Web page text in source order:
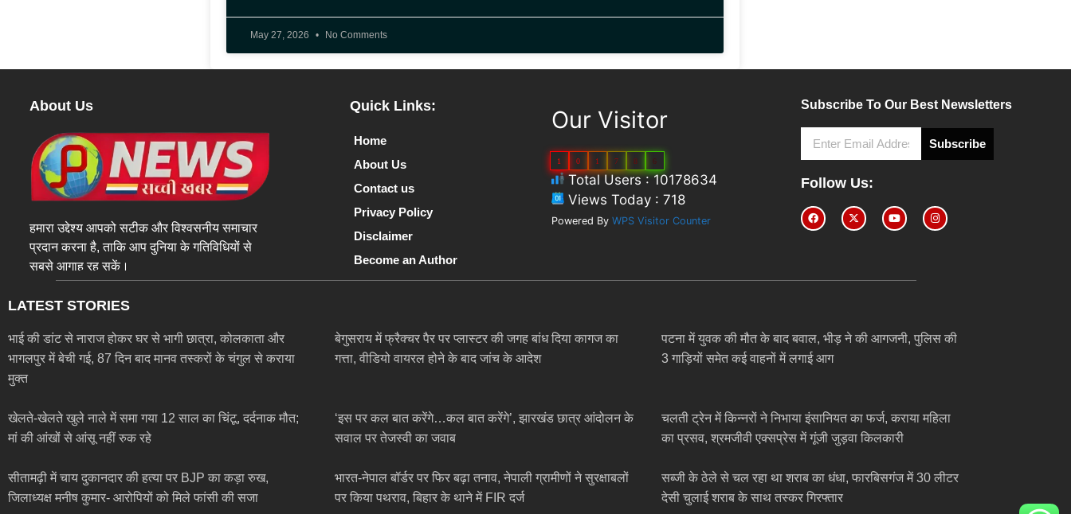
May 27, 2026 No Comments
About Us
हमारा उद्देश्य आपको सटीक और विश्वसनीय समाचार
प्रदान करना है, ताकि आप दुनिया के गतिविधियों से
सबसे आगाह रह सकें।
Quick Links:
Home
About Us
Contact us
Privacy Policy
Disclaimer
Become an Author
Our Visitor
1 0 1 7 8 6
Total Users : 10178634
Views Today : 718
Powered By WPS Visitor Counter
Subscribe To Our Best Newsletters
Subscribe
Follow Us:
LATEST STORIES
भाई की डांट से नाराज होकर घर से भागी छात्रा, कोलकाता और
भागलपुर में बेची गई, 87 दिन बाद मानव तस्करों के चंगुल से कराया
मुक्त
बेगुसराय में फ्रैक्चर पैर पर प्लास्टर की जगह बांध दिया कागज का
गत्ता, वीडियो वायरल होने के बाद जांच के आदेश
पटना में युवक की मौत के बाद बवाल, भीड़ ने की आगजनी, पुलिस की
3 गाड़ियों समेत कई वाहनों में लगाई आग
खेलते-खेलते खुले नाले में समा गया 12 साल का चिंटू, दर्दनाक मौत;
मां की आंखों से आंसू नहीं रुक रहे
‘इस पर कल बात करेंगे…कल बात करेंगे’, झारखंड छात्र आंदोलन के
सवाल पर तेजस्वी का जवाब
चलती ट्रेन में किन्नरों ने निभाया इंसानियत का फर्ज, कराया महिला
का प्रसव, श्रमजीवी एक्सप्रेस में गूंजी जुड़वा किलकारी
सीतामढ़ी में चाय दुकानदार की हत्या पर BJP का कड़ा रुख,
जिलाध्यक्ष मनीष कुमार- आरोपियों को मिले फांसी की सजा
भारत-नेपाल बॉर्डर पर फिर बढ़ा तनाव, नेपाली ग्रामीणों ने सुरक्षाबलों
पर किया पथराव, बिहार के थाने में FIR दर्ज
सब्जी के ठेले से चल रहा था शराब का धंधा, फारबिसगंज में 30 लीटर
देसी चुलाई शराब के साथ तस्कर गिरफ्तार